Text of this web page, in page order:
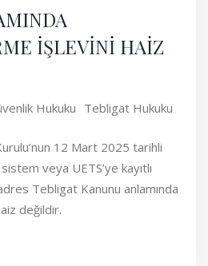
İŞLEVİNİ HAİZ
Hukuku Tebligat Hukuku
12 Mart 2025 tarihli
veya UETS’ye kayıtlı
Tebligat Kanunu anlamında
değildir.